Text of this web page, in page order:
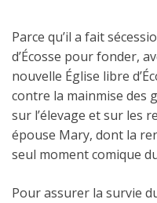
Parce qu’il a fait
d’Écosse pour fonder,
nouvelle Église libre
contre la mainmise des
sur l’élevage et sur les
épouse Mary, dont la
seul moment comique
Pour assurer la survie